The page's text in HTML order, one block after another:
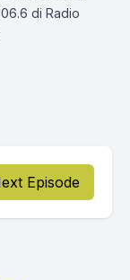
di Radio
Episode